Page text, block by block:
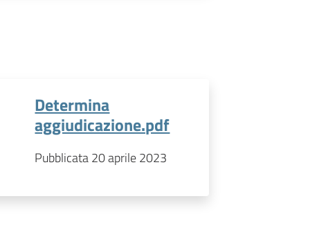
Determina
aggiudicazione.pdf
Pubblicata 20 aprile 2023